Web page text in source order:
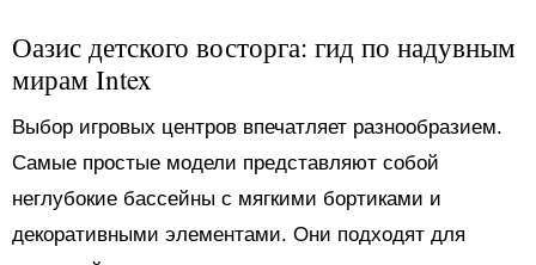
Оазис детского восторга: гид по надувным
мирам Intex
Выбор игровых центров впечатляет разнообразием.
Самые простые модели представляют собой
неглубокие бассейны с мягкими бортиками и
декоративными элементами. Они подходят для